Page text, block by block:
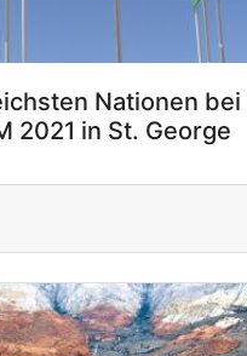
Nationen
2021 in St. George